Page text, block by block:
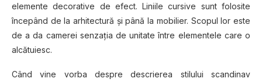
elemente decorative de efect. Liniile cursive sunt folosite
începând de la arhitectură şi până la mobilier. Scopul lor este
de a da camerei senzaţia de unitate între elementele care o
alcătuiesc.
Când vine vorba despre descrierea stilului scandinav